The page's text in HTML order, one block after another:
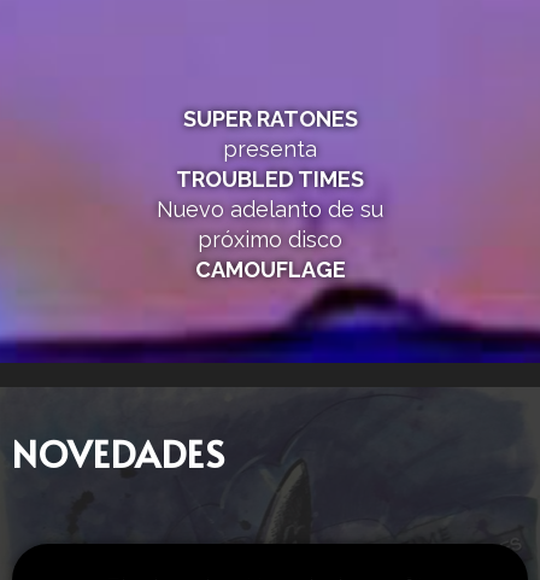
SUPER RATONES
presenta
TROUBLED TIMES
Nuevo adelanto de su
próximo disco
CAMOUFLAGE
NOVEDADES